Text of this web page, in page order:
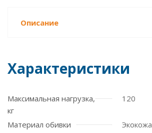
Описание
Характеристики
Максимальная нагрузка,
кг
120
Материал обивки
Экокожа